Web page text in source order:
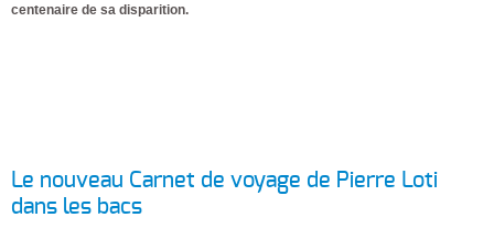
centenaire de sa disparition.
Le nouveau Carnet de voyage de Pierre Loti
dans les bacs